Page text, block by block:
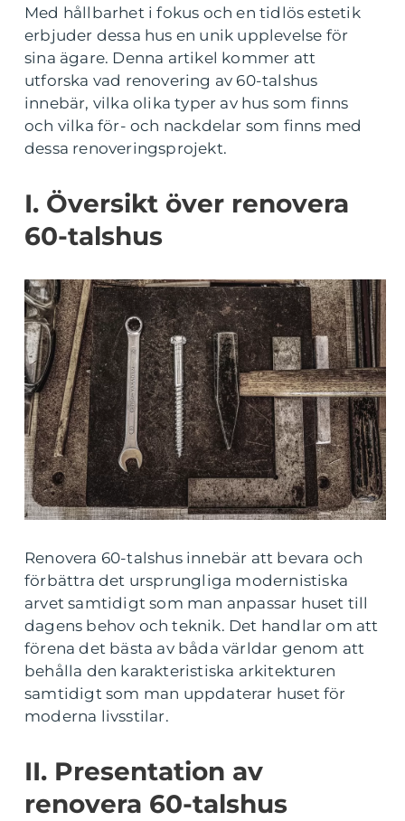
Med hållbarhet i fokus och en tidlös estetik
erbjuder dessa hus en unik upplevelse för
sina ägare. Denna artikel kommer att
utforska vad renovering av 60-talshus
innebär, vilka olika typer av hus som finns
och vilka för- och nackdelar som finns med
dessa renoveringsprojekt.
I. Översikt över renovera
60-talshus
Renovera 60-talshus innebär att bevara och
förbättra det ursprungliga modernistiska
arvet samtidigt som man anpassar huset till
dagens behov och teknik. Det handlar om att
förena det bästa av båda världar genom att
behålla den karakteristiska arkitekturen
samtidigt som man uppdaterar huset för
moderna livsstilar.
II. Presentation av
renovera 60-talshus